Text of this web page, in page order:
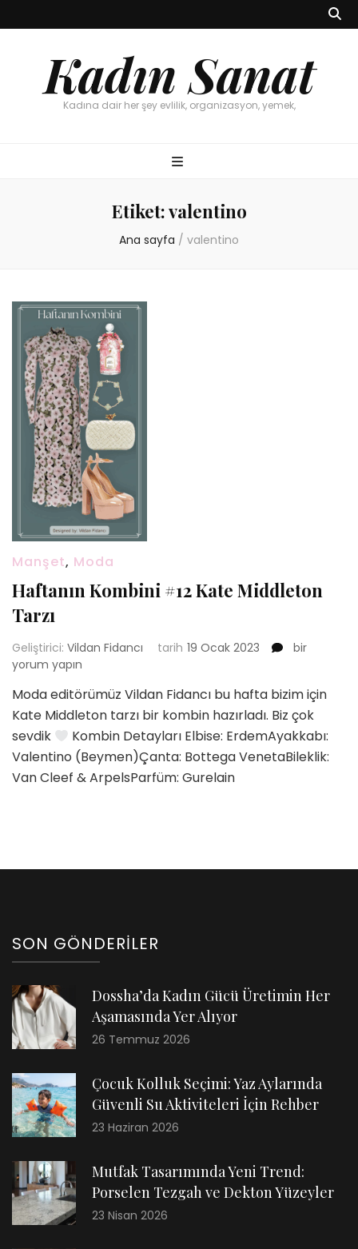
Kadın Sanat
Kadına dair her şey evlilik, organizasyon, yemek,
Etiket:valentino
Ana sayfa / valentino
Manşet, Moda
Haftanın Kombini #12 Kate Middleton
Tarzı
Geliştirici: Vildan Fidancı tarih 19 Ocak 2023
Haftanın
Kate
Middleton
Tarzı
için
bir
yorum yapın
Moda editörümüz Vildan Fidancı bu hafta bizim için
Kate Middleton tarzı bir kombin hazırladı. Biz çok
sevdik
Kombin Detayları Elbise: ErdemAyakkabı:
Valentino (Beymen)Çanta: Bottega VenetaBileklik:
Van Cleef & ArpelsParfüm: Gurelain
SON GÖNDERILER
Dossha’da Kadın Gücü Üretimin Her
Aşamasında Yer Alıyor
26 Temmuz 2026
Çocuk Kolluk Seçimi: Yaz Aylarında
Güvenli Su Aktiviteleri İçin Rehber
23 Haziran 2026
Mutfak Tasarımında Yeni Trend:
Porselen Tezgah ve Dekton Yüzeyler
23 Nisan 2026